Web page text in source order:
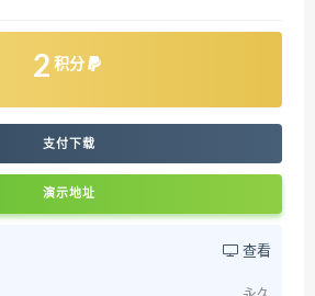
2 积分
支付下载
演示地址
查看